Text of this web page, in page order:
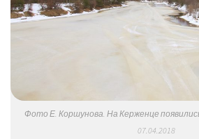
Фото Е. Коршунова. На Керженце
07.04.2018